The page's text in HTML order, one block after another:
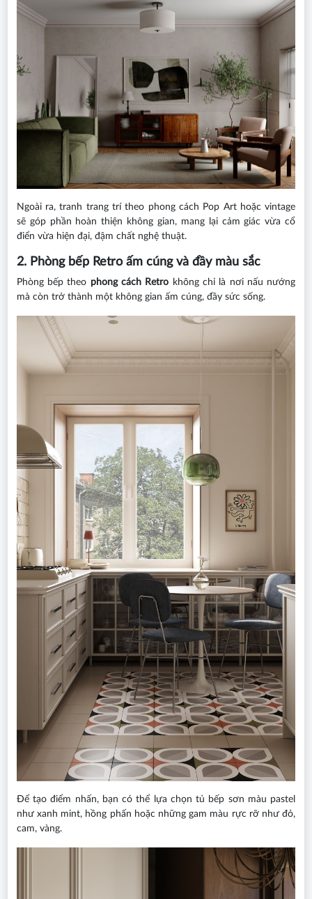
Ngoài ra, tranh trang trí theo phong cách Pop Art hoặc vintage
sẽ góp phần hoàn thiện không gian, mang lại cảm giác vừa cổ
điển vừa hiện đại, đậm chất nghệ thuật.
2. Phòng bếp Retro ấm cúng và đầy màu sắc
Phòng bếp theo phong cách Retro không chỉ là nơi nấu nướng
mà còn trở thành một không gian ấm cúng, đầy sức sống.
Để tạo điểm nhấn, bạn có thể lựa chọn tủ bếp sơn màu pastel
như xanh mint, hồng phấn hoặc những gam màu rực rỡ như đỏ,
cam, vàng.